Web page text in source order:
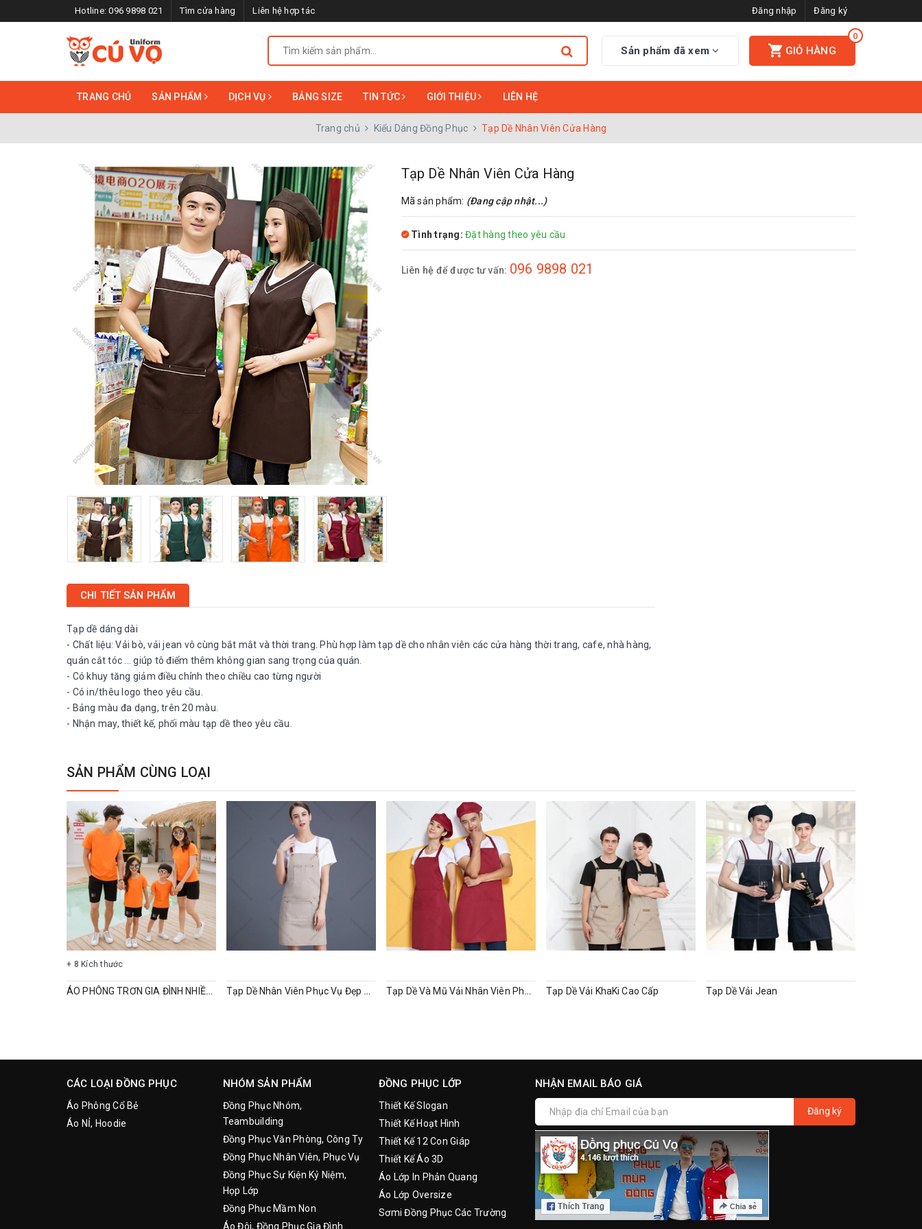
Hotline:096 9898 021 Tìm cửa hàng Liên hệ hợp tác Đăng nhập Đăng ký
Sản phẩm đã xem
0
GIỎ HÀNG
TRANG CHỦ SẢN PHẨM DỊCH VỤ BẢNG SIZE TIN TỨC GIỚI THIỆU LIÊN HỆ
Trang chủ Kiểu Dáng Đồng Phục Tạp Dề Nhân Viên Cửa Hàng
Tạp Dề Nhân Viên Cửa Hàng
Mã sản phẩm: (Đang cập nhật...)
Tình trạng: Đặt hàng theo yêu cầu
Liên hệ để được tư vấn: 096 9898 021
CHI TIẾT SẢN PHẨM
Tạp dề dáng dài
- Chất liệu: Vải bò, vải jean vô cùng bắt mắt và thời trang. Phù hợp làm tạp dề cho nhân viên các cửa hàng thời trang, cafe, nhà hàng,
quán cắt tóc ... giúp tô điểm thêm không gian sang trọng của quán.
- Có khuy tăng giảm điều chỉnh theo chiều cao từng người
- Có in/thêu logo theo yêu cầu.
- Bảng màu đa dạng, trên 20 màu.
- Nhận may, thiết kế, phối màu tạp dề theo yêu cầu.
SẢN PHẨM CÙNG LOẠI
+ 8 Kích thước
ÁO PHÔNG TRƠN GIA ĐÌNH NHIỀU MÀU Tạp Dề Nhân Viên Phục Vụ Đẹp Nhất Tạp Dề Và Mũ Vải Nhân Viên Phục Vụ Tạp Dề Vải KhaKi Cao Cấp Tạp Dề Vải Jean
CÁC LOẠI ĐỒNG PHỤC
Áo Phông Cổ Bẻ
Áo NỈ, Hoodie
NHÓM SẢN PHẨM
Đồng Phục Nhóm,
Teambuilding
Đồng Phục Văn Phòng, Công Ty
Đồng Phục Nhân Viên, Phục Vụ
Đồng Phục Sự Kiện Kỷ Niệm,
Họp Lớp
Đồng Phục Mầm Non
Áo Đôi, Đồng Phục Gia Đình
ĐỒNG PHỤC LỚP
Thiết Kế Slogan
Thiết Kế Hoạt Hình
Thiết Kế 12 Con Giáp
Thiết Kế Áo 3D
Áo Lớp In Phản Quang
Áo Lớp Oversize
Sơmi Đồng Phục Các Trường
NHẬN EMAIL BÁO GIÁ
Đăng ký